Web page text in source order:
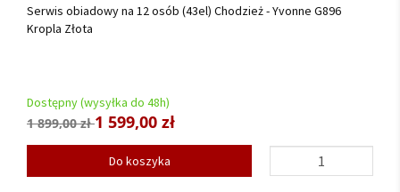
Serwis obiadowy na 12 osób (43el) Chodzież - Yvonne G896
Kropla Złota
Dostępny (wysyłka do 48h)
1 899,00 zł1 599,00 zł
Do koszyka